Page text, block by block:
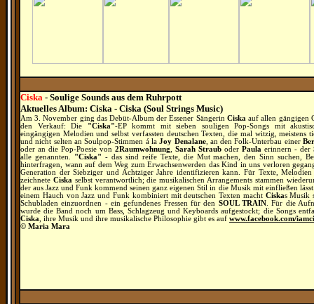
Ciska - Soulige Sounds aus dem Ruhrpott
Aktuelles Album: Ciska - Ciska (Soul Strings Music)
Am 3. November ging das Debüt-Album der Essener Sängerin Ciska auf allen gängigen
den Verkauf: Die
"Ciska"-EP kommt mit sieben souligen Pop-Songs mit
eingängigen Melodien und selbst verfassten deutschen Texten, die mal witzig, meistens
und nicht selten an Soulpop-Stimmen á laJoy Denalane, an den Folk-Unterbau einer
oder an die Pop-Poesie von 2Raumwohnung Sarah Straub oder Paula erinnern - der
alle genannten.
"Ciska" - das sind reife Texte, die Mut machen, den Sinn suchen,
hinterfragen, wann auf dem Weg zum Erwachsenwerden das Kind in uns verloren
Generation der Siebziger und Achtziger Jahre identifizieren kann. Für Texte, Melodien
zeichnete Ciska selbst verantwortlich; die musikalischen Arrangements stammen
der aus Jazz und Funk kommend seinen ganz eigenen Stil in die Musik mit einfließen
einem Hauch von Jazz und Funk kombiniert mit deutschen Texten macht Ciskas Musik
Schubladen einzuordnen - ein gefundenes Fressen für den SOUL TRAIN . Für die
wurde die Band noch um Bass, Schlagzeug und Keyboards aufgestockt; die Songs
Ciska , ihre Musik und ihre musikalische Philosophie gibt es auf www.facebook.com/
© Maria Mara